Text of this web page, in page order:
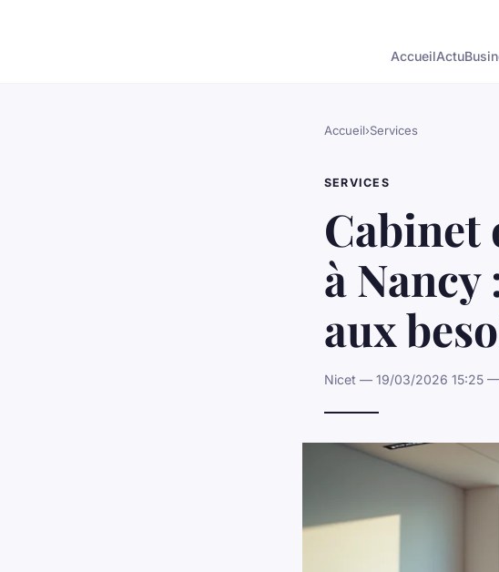
AccueilActu
Accueil›Services
SERVICES
Cabinet
à Nancy
aux
Nicet — 19/03/2026 15:25 —